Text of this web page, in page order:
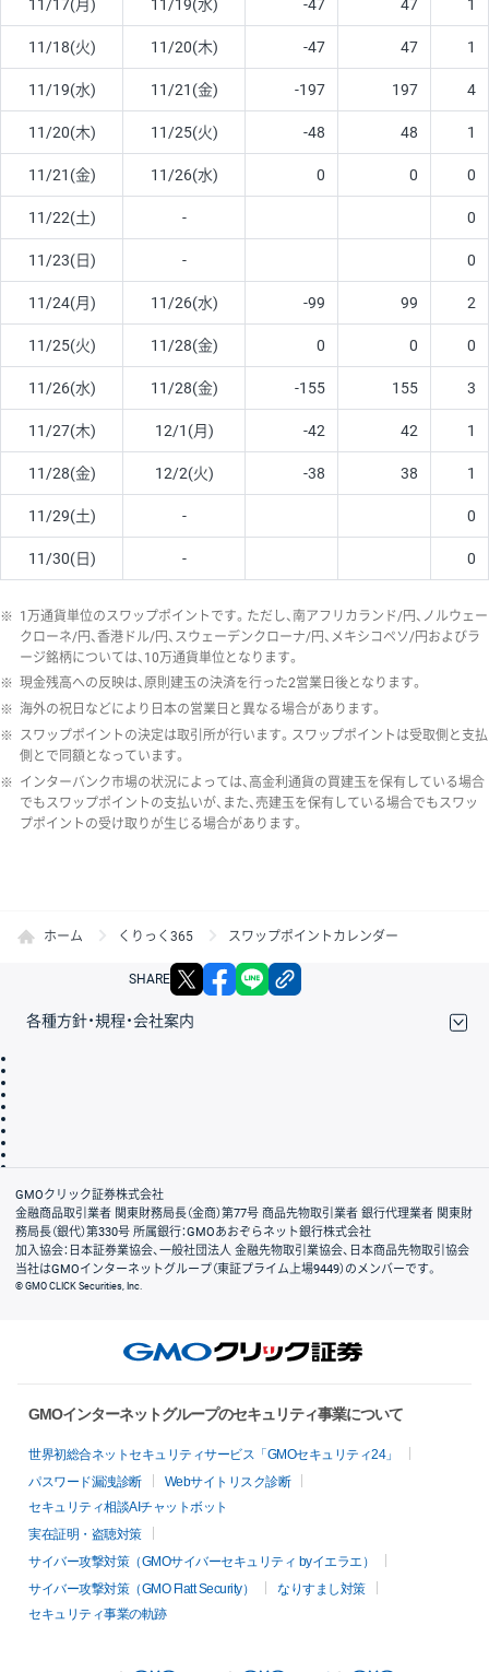
11/17(月) 11/19(水) -47 47 1
11/18(火) 11/20(木) -47 47 1
11/19(水) 11/21(金) -197 197 4
11/20(木) 11/25(火) -48 48 1
11/21(金) 11/26(水) 0 0 0
11/22(土) - 0
11/23(日) - 0
11/24(月) 11/26(水) -99 99 2
11/25(火) 11/28(金) 0 0 0
11/26(水) 11/28(金) -155 155 3
11/27(木) 12/1(月) -42 42 1
11/28(金) 12/2(火) -38 38 1
11/29(土) - 0
11/30(日) - 0
※ 1万通貨単位のスワップポイントです。ただし、南アフリカランド/円、ノルウェー
クローネ/円、香港ドル/円、スウェーデンクローナ/円、メキシコペソ/円およびラ
ージ銘柄については、10万通貨単位となります。
※ 現金残高への反映は、原則建玉の決済を行った2営業日後となります。
※ 海外の祝日などにより日本の営業日と異なる場合があります。
※ スワップポイントの決定は取引所が行います。スワップポイントは受取側と支払
側とで同額となっています。
※ インターバンク市場の状況によっては、高金利通貨の買建玉を保有している場合
でもスワップポイントの支払いが、また、売建玉を保有している場合でもスワッ
プポイントの受け取りが生じる場合があります。
ホーム くりっく365 スワップポイントカレンダー
SHARE X facebook
各種方針・規程・会社案内
会社案内
GMOクリック証券株式会社
金融商品取引業者 関東財務局長（金商）第77号 商品先物取引業者 銀行代理業者 関東財
務局長（銀代）第330号 所属銀行：GMOあおぞらネット銀行株式会社
加入協会：日本証券業協会、一般社団法人 金融先物取引業協会、日本商品先物取引協会
当社はGMOインターネットグループ（東証プライム上場9449）のメンバーです。
© GMO CLICK Securities, Inc.
GMOインターネットグループのセキュリティ事業について
世界初総合ネットセキュリティサービス「GMOセキュリティ24」
パスワード漏洩診断
Webサイトリスク診断
セキュリティ相談AIチャットボット
実在証明・盗聴対策
サイバー攻撃対策（GMOサイバーセキュリティ byイエラエ）
サイバー攻撃対策（GMO Flatt Security）
なりすまし対策
セキュリティ事業の軌跡